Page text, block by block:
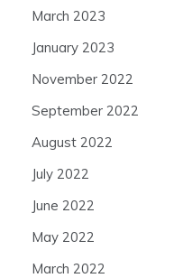
March 2023
January 2023
November 2022
September 2022
August 2022
July 2022
June 2022
May 2022
March 2022